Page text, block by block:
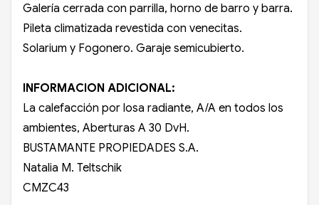
Galería cerrada con parrilla, horno de barro y barra.
Pileta climatizada revestida con venecitas.
Solarium y Fogonero. Garaje semicubierto.
INFORMACION ADICIONAL:
La calefacción por losa radiante, A/A en todos los
ambientes, Aberturas A 30 DvH.
BUSTAMANTE PROPIEDADES S.A.
Natalia M. Teltschik
CMZC43